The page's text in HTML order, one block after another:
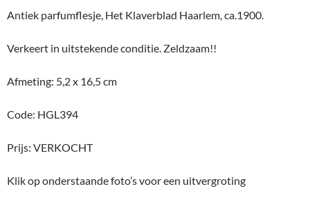
Antiek parfumflesje, Het Klaverblad Haarlem, ca.1900.
Verkeert in uitstekende conditie. Zeldzaam!!
Afmeting: 5,2 x 16,5 cm
Code: HGL394
Prijs: VERKOCHT
Klik op onderstaande foto’s voor een uitvergroting